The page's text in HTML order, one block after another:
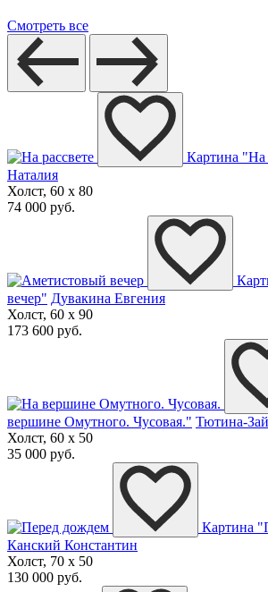
Смотреть все
Картина "На
Наталия
Холст, 60 x 80
74 000 руб.
вечер" Дувакина Евгения
Холст, 60 x 90
173 600 руб.
вершине Омутного. Чусовая." Тютина-
Холст, 60 x 50
35 000 руб.
Картина
Канский Константин
Холст, 70 x 50
130 000 руб.